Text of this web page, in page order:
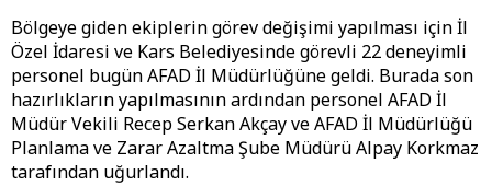
Bölgeye giden ekiplerin görev değişimi yapılması için İl
Özel İdaresi ve Kars Belediyesinde görevli 22 deneyimli
personel bugün AFAD İl Müdürlüğüne geldi. Burada son
hazırlıkların yapılmasının ardından personel AFAD İl
Müdür Vekili Recep Serkan Akçay ve AFAD İl Müdürlüğü
Planlama ve Zarar Azaltma Şube Müdürü Alpay Korkmaz
tarafından uğurlandı.